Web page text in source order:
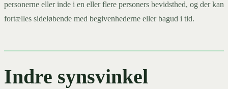
personerne eller inde i en eller flere personers bevidsthed, og der kan
fortælles sideløbende med begivenhederne eller bagud i tid.
Indre synsvinkel